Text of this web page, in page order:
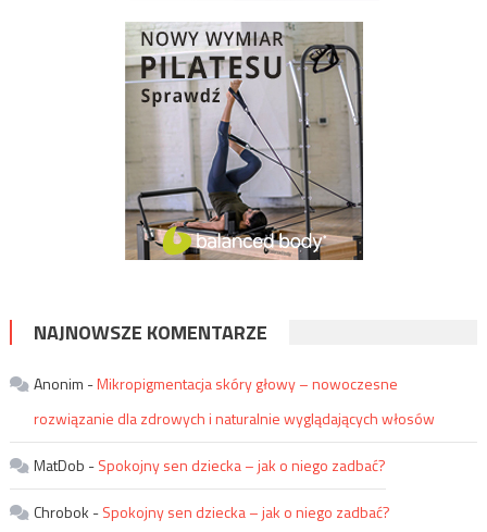
NAJNOWSZE KOMENTARZE
Anonim -Mikropigmentacja skóry głowy – nowoczesne
rozwiązanie dla zdrowych i naturalnie wyglądających włosów
MatDob -Spokojny sen dziecka – jak o niego zadbać?
Chrobok -Spokojny sen dziecka – jak o niego zadbać?